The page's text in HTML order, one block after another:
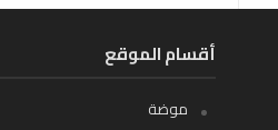
أقسام الموقع
موضة